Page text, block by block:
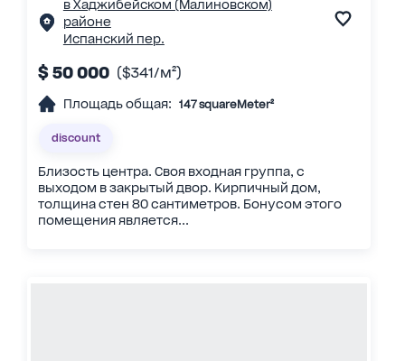
в Хаджибейском (Малиновском)
районе
Испанский пер.
$ 50 000 ($341/м²)
Площадь общая: 147 squareMeter²
discount
Близость центра. Своя входная группа, с
выходом в закрытый двор. Кирпичный дом,
толщина стен 80 сантиметров. Бонусом этого
помещения является...